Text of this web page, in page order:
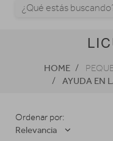
HOME
AYUDA EN
Ordenar por:
Relevancia